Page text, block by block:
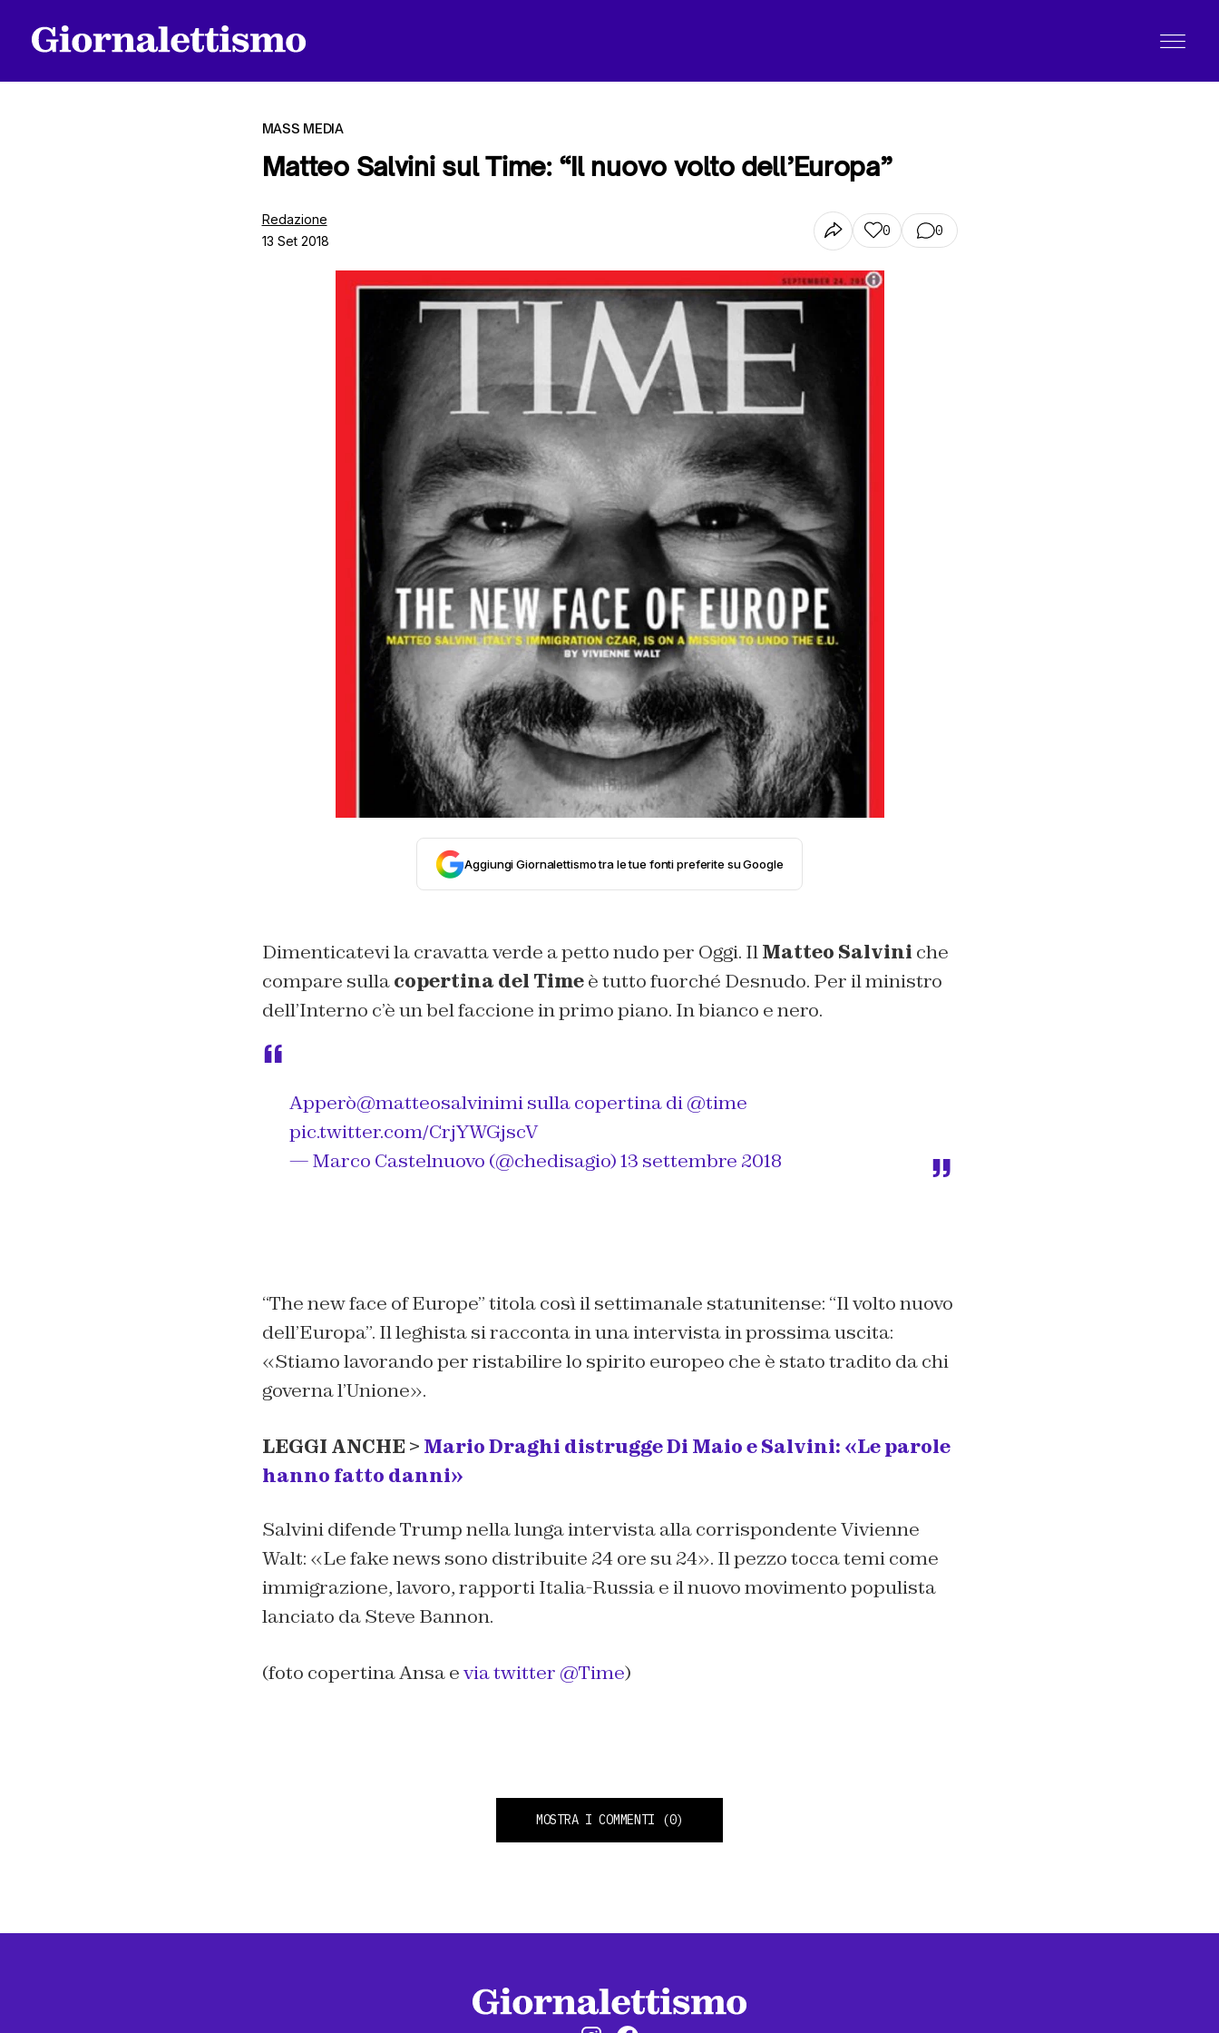
MASS MEDIA
Matteo Salvini sul Time: “Il nuovo volto dell’Europa”
Redazione
13 Set 2018
0 0
Aggiungi Giornalettismo tra le tue fonti preferite su Google
Dimenticatevi la cravatta verde a petto nudo per Oggi. IlMatteo Salvini che
compare sullacopertina del Timeè tutto fuorché Desnudo. Per il ministro
dell’Interno c’è un bel faccione in primo piano. In bianco e nero.
Apperò@matteosalvinimisulla copertina di@time
pic.twitter.com/CrjYWGjscV
— Marco Castelnuovo (@chedisagio)13 settembre 2018
“The new face of Europe”titola così il settimanale statunitense: “Il volto nuovo
dell’Europa”. Il leghista si racconta in una intervista in prossima uscita:
«Stiamo lavorando per ristabilire lo spirito europeo che è stato tradito da chi
governa l’Unione».
LEGGI ANCHE > Mario Draghi distrugge Di Maio e Salvini: «Le parole
hanno fatto danni»
Salvini difende Trump nella lunga intervista alla corrispondente Vivienne
Walt: «Le fake news sono distribuite 24 ore su 24». Il pezzo tocca temi come
immigrazione, lavoro, rapporti Italia-Russia e il nuovo movimento populista
lanciato da Steve Bannon.
(foto copertina Ansa evia twitter @Time)
MOSTRA I COMMENTI (0)